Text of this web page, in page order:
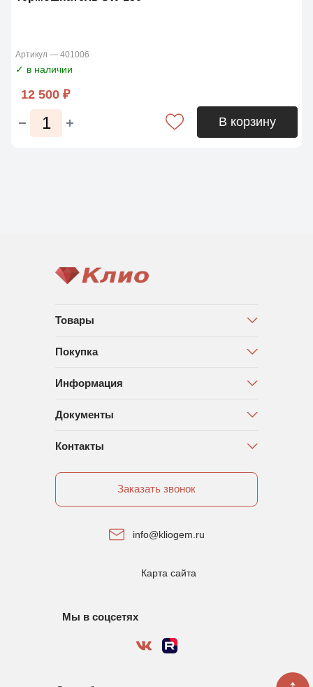
Артикул — 401006
✓ в наличии
12 500 ₽
В корзину
Товары
Покупка
Информация
Документы
Контакты
Заказать звонок
info@kliogem.ru
Карта сайта
Мы в соцсетях